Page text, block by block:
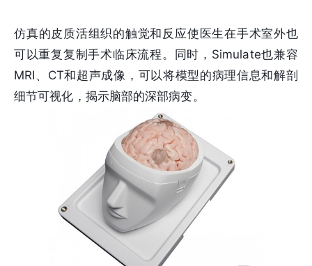
仿真的皮质活组织的触觉和反应使医生在手术室外也
可以重复复制手术临床流程。同时，Simulate也兼容
MRI、CT和超声成像，可以将模型的病理信息和解剖
细节可视化，揭示脑部的深部病变。